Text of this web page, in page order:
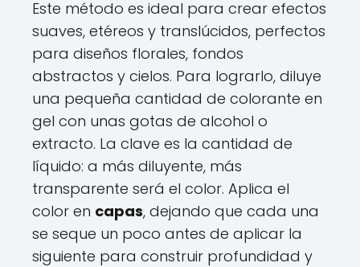
Este método es ideal para crear efectos
suaves, etéreos y translúcidos, perfectos
para diseños florales, fondos
abstractos y cielos. Para lograrlo, diluye
una pequeña cantidad de colorante en
gel con unas gotas de alcohol o
extracto. La clave es la cantidad de
líquido: a más diluyente, más
transparente será el color. Aplica el
color en capas, dejando que cada una
se seque un poco antes de aplicar la
siguiente para construir profundidad y